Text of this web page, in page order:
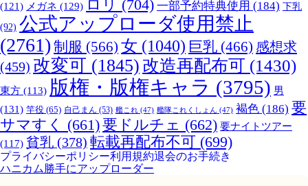
(121) メガネ (129) ロリ (704) 一部予約特典使用 (184) 下乳
(92) 公式アップローダ使用禁止
(2761) 制服 (566) 女 (1040) 巨乳 (466) 感想求
(459) 改変可 (1845) 改造再配布可 (1430)
東方 (113) 版権・版権キャラ (3795) 男
(131) 竿役 (65) 自己まん (53) 艦これ (47) 艦隊これくしょん (47) 褐色 (186) 要
サマすく
(661)要ドルチェ (662) 要ナイトツアー
(117) 貧乳 (378) 転載再配布不可 (699)
プライバシーポリシー利用規約退会のお手続き
ハニカム勝手にアップローダー